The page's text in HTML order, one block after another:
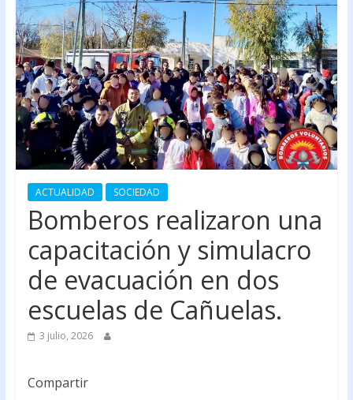
ACTUALIDAD SOCIEDAD
Bomberos realizaron una
capacitación y simulacro
de evacuación en dos
escuelas de Cañuelas.
3 julio, 2026
Compartir